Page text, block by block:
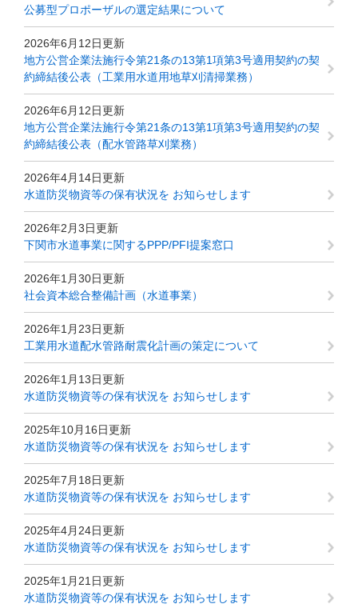
公募型プロポーザルの選定結果について
2026年6月12日更新
地方公営企業法施行令第21条の13第1項第3号適用契約の契
約締結後公表（工業用水道用地草刈清掃業務）
2026年6月12日更新
地方公営企業法施行令第21条の13第1項第3号適用契約の契
約締結後公表（配水管路草刈業務）
2026年4月14日更新
水道防災物資等の保有状況を お知らせします
2026年2月3日更新
下関市水道事業に関するPPP/PFI提案窓口
2026年1月30日更新
社会資本総合整備計画（水道事業）
2026年1月23日更新
工業用水道配水管路耐震化計画の策定について
2026年1月13日更新
水道防災物資等の保有状況を お知らせします
2025年10月16日更新
水道防災物資等の保有状況を お知らせします
2025年7月18日更新
水道防災物資等の保有状況を お知らせします
2025年4月24日更新
水道防災物資等の保有状況を お知らせします
2025年1月21日更新
水道防災物資等の保有状況を お知らせします